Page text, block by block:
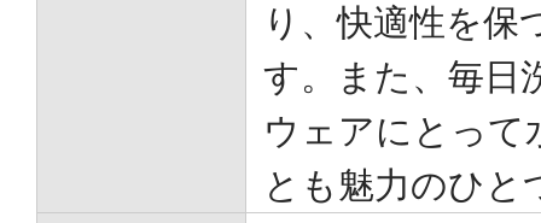
り、快適性を保
す。また、毎日
ウェアにとって
とも魅力のひと